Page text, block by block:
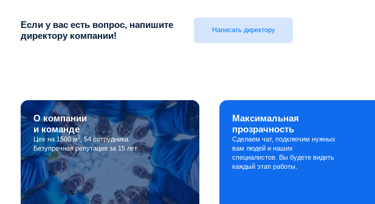
Если у вас есть вопрос, напишите
директору компании!
Написать директору
О компании
и команде
Цех на 1500 м2, 54 сотрудника.
Безупречная репутация за 15 лет.
Максимальная
прозрачность
Сделаем чат, подключим нужных
вам людей и наших
специалистов. Вы будете видеть
каждый этап работы.